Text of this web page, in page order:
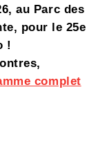
au Parc des
pour le 25e
!
complet